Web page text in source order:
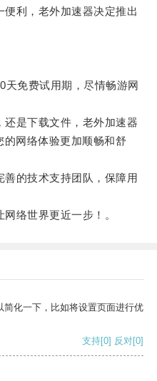
利，老外加速器决定推出
免费试用期，尽情畅游网
是下载文件，老外加速器
网络体验更加顺畅和舒
的技术支持团队，保障用
络世界更近一步！。
化一下，比如将设置页面进行优
支持[0] 反对[0]